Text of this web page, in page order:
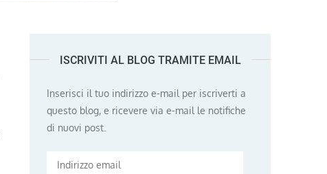
ISCRIVITI AL BLOG TRAMITE EMAIL
Inserisci il tuo indirizzo e-mail per iscriverti a
questo blog, e ricevere via e-mail le notifiche
di nuovi post.
Indirizzo